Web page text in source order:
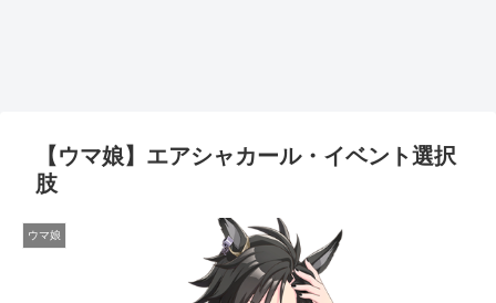
【ウマ娘】エアシャカール・イベント選択
肢
ウマ娘